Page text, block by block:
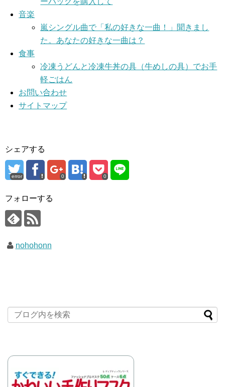
音楽
嵐シングル曲で「私の好きな一曲！」聞きまし
た。あなたの好きな一曲は？
食事
冷凍うどんと冷凍牛丼の具（牛めしの具）でお手
軽ごはん
お問い合わせ
サイトマップ
シェアする
error 0 0
フォローする
nohohonn